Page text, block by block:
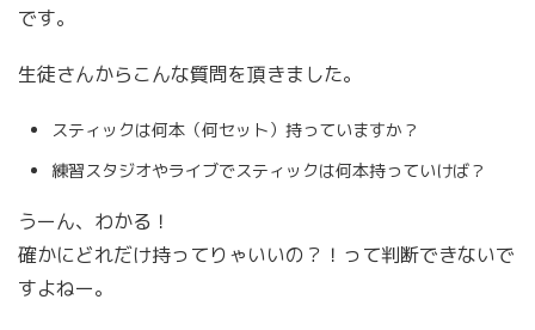
です。
生徒さんからこんな質問を頂きました。
スティックは何本（何セット）持っていますか？
練習スタジオやライブでスティックは何本持っていけば？
うーん、わかる！
確かにどれだけ持ってりゃいいの？！って判断できないで
すよねー。